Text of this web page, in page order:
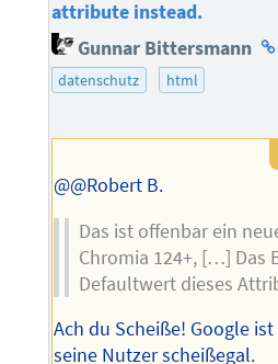
attribute instead.
Gunnar Bittersmann
datenschutz
html
@@Robert B.
Das ist offenbar ein
Chromia 124+, […] Das
Defaultwert dieses
Ach du Scheiße! Google
seine Nutzer scheißegal.